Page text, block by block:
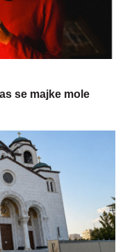
se majke mole